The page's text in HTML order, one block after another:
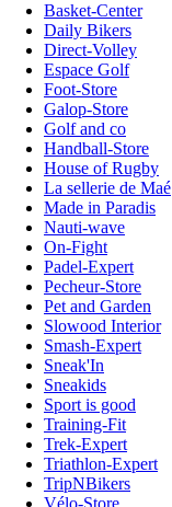
Basket-Center
Daily Bikers
Direct-Volley
Espace Golf
Foot-Store
Galop-Store
Golf and co
Handball-Store
House of Rugby
La sellerie de Maé
Made in Paradis
Nauti-wave
On-Fight
Padel-Expert
Pecheur-Store
Pet and Garden
Slowood Interior
Smash-Expert
Sneak'In
Sneakids
Sport is good
Training-Fit
Trek-Expert
Triathlon-Expert
TripNBikers